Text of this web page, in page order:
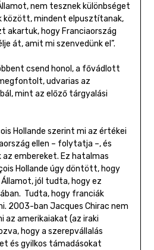
nem tesznek különbséget
között, mindent elpusztítanak,
akartuk, hogy Franciaország
át, amit mi szenvedünk el”.
csend honol, a fővádlott
udvarias az
mint az előző tárgyalási
Hollande szerint mi az értékei
ellen – folytatja –, és
embereket. Ez hatalmas
Hollande úgy döntött, hogy
jól tudta, hogy ez
Tudta, hogy franciák
2003-ban Jacques Chirac nem
az amerikaiakat (az iraki
hogy a szerepvállalás
és gyilkos támadásokat